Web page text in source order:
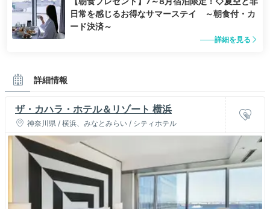
日常を感じるお得なサマーステイ ～朝食付・カ
ード決済～
詳細を見る
詳細情報
ザ・カハラ・ホテル＆リゾート 横浜
神奈川県 / 横浜、みなとみらい / シティホテル